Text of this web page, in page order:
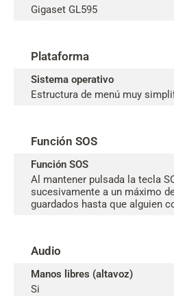
Gigaset GL595
Plataforma
Sistema operativo
Estructura de menú muy
Función SOS
Función SOS
Al mantener pulsada la tecla
sucesivamente a un máximo
guardados hasta que alguien
Audio
Manos libres (altavoz)
Si